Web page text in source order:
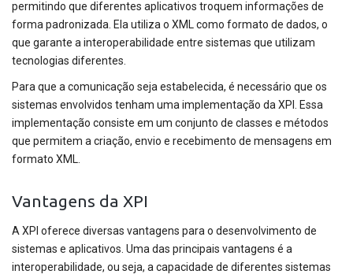
permitindo que diferentes aplicativos troquem informações de
forma padronizada. Ela utiliza o XML como formato de dados, o
que garante a interoperabilidade entre sistemas que utilizam
tecnologias diferentes.
Para que a comunicação seja estabelecida, é necessário que os
sistemas envolvidos tenham uma implementação da XPI. Essa
implementação consiste em um conjunto de classes e métodos
que permitem a criação, envio e recebimento de mensagens em
formato XML.
Vantagens da XPI
A XPI oferece diversas vantagens para o desenvolvimento de
sistemas e aplicativos. Uma das principais vantagens é a
interoperabilidade, ou seja, a capacidade de diferentes sistemas